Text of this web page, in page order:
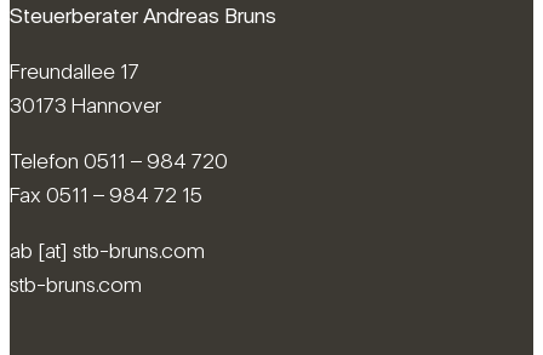
Steuerberater Andreas Bruns
Freundallee 17
30173 Hannover
Telefon 0511 – 984 720
Fax 0511 – 984 72 15
ab [at] stb-bruns.com
stb-bruns.com